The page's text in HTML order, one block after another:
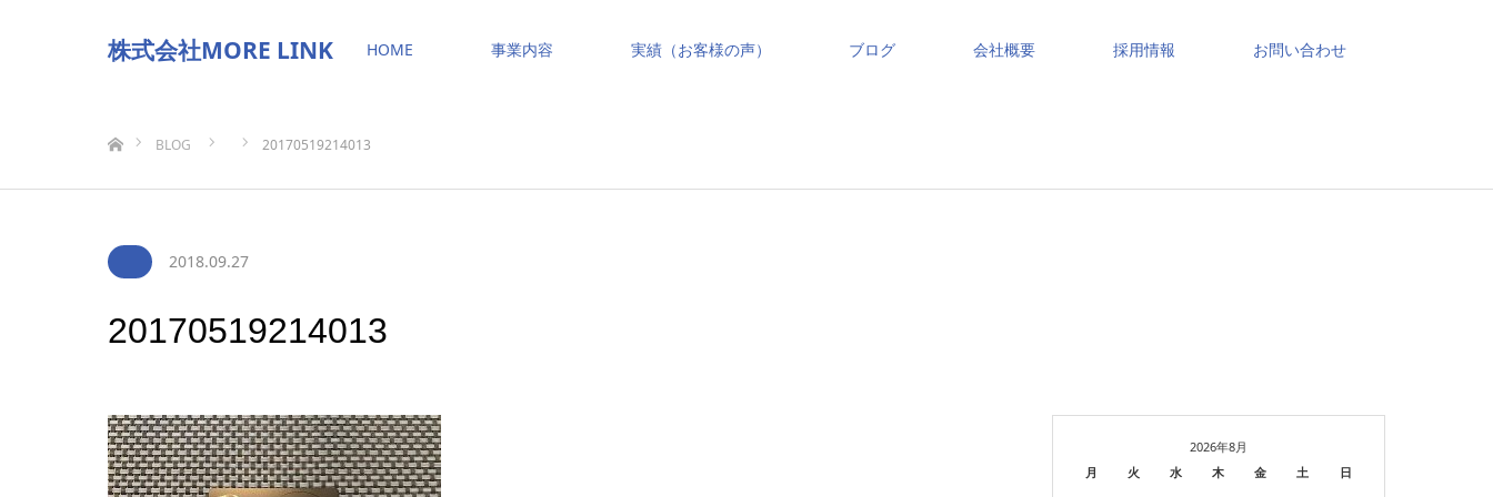
株式会社MORE LINK HOME 事業内容 実績（お客様の声） ブログ 会社概要 採用情報 お問い合わせ
BLOG
20170519214013
2018.09.27
20170519214013
2026年8月
月
火 水 木 金 土 日